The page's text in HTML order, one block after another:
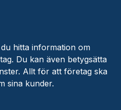
hitta information om
Du kan även betygsätta
Allt för att företag ska
sina kunder.